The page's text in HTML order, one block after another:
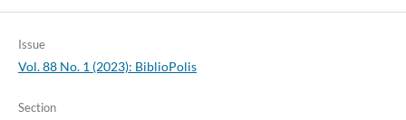
Issue
Vol. 88 No. 1 (2023): BiblioPolis
Section